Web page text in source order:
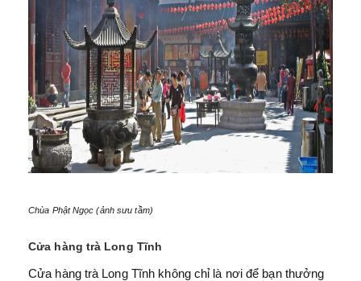
Chùa Phật Ngọc (ảnh sưu tầm)
Cửa hàng trà Long Tĩnh
Cửa hàng trà Long Tĩnh không chỉ là nơi để bạn thưởng